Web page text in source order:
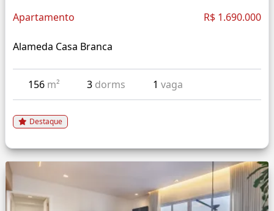
Apartamento R$ 1.690.000
Alameda Casa Branca
156 m² 3 dorms 1vaga
Destaque